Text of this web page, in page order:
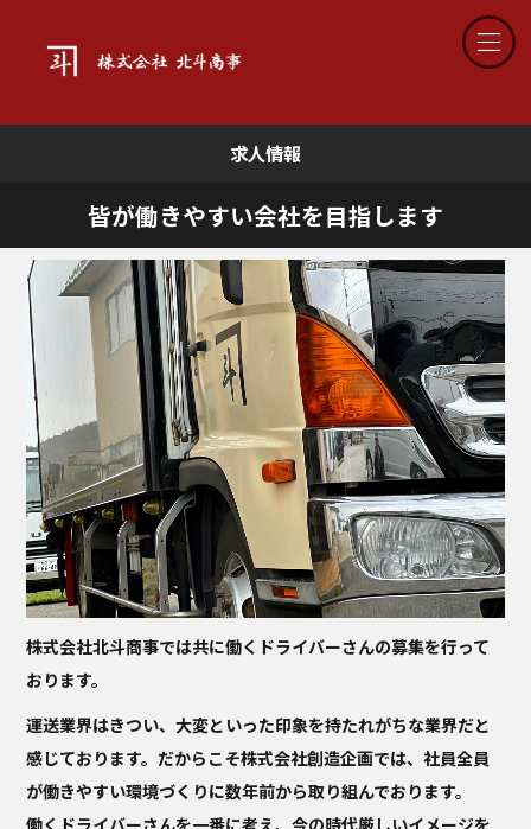
求人情報
皆が働きやすい会社を目指します
株式会社北斗商事では共に働くドライバーさんの募集を行って
おります。
運送業界はきつい、大変といった印象を持たれがちな業界だと
感じております。だからこそ株式会社創造企画では、社員全員
が働きやすい環境づくりに数年前から取り組んでおります。
働くドライバーさんを一番に考え、今の時代厳しいイメージを